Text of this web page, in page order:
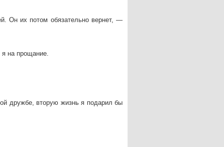
Он их потом обязательно вернет, —
на прощание.
дружбе, вторую жизнь я подарил бы